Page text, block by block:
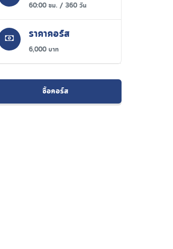
60:00 ชม. / 360 วัน
ราคาคอร์ส
6,000 บาท
ซื้อคอร์ส